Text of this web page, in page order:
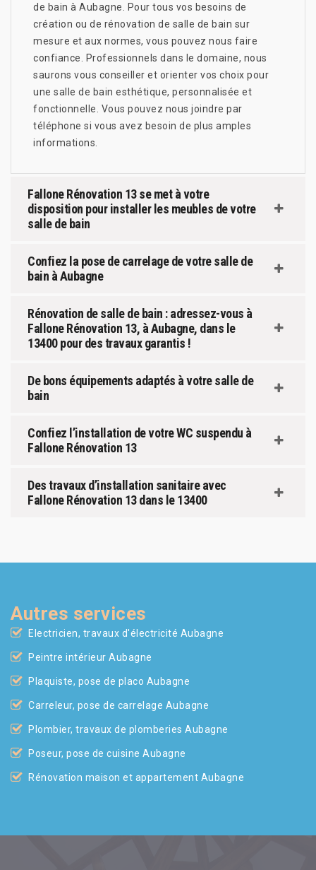
de bain à Aubagne. Pour tous vos besoins de
création ou de rénovation de salle de bain sur
mesure et aux normes, vous pouvez nous faire
confiance. Professionnels dans le domaine, nous
saurons vous conseiller et orienter vos choix pour
une salle de bain esthétique, personnalisée et
fonctionnelle. Vous pouvez nous joindre par
téléphone si vous avez besoin de plus amples
informations.
Fallone Rénovation 13 se met à votre
disposition pour installer les meubles de votre
salle de bain
Confiez la pose de carrelage de votre salle de
bain à Aubagne
Rénovation de salle de bain : adressez-vous à
Fallone Rénovation 13, à Aubagne, dans le
13400 pour des travaux garantis !
De bons équipements adaptés à votre salle de
bain
Confiez l’installation de votre WC suspendu à
Fallone Rénovation 13
Des travaux d’installation sanitaire avec
Fallone Rénovation 13 dans le 13400
Autres services
Electricien, travaux d'électricité Aubagne
Peintre intérieur Aubagne
Plaquiste, pose de placo Aubagne
Carreleur, pose de carrelage Aubagne
Plombier, travaux de plomberies Aubagne
Poseur, pose de cuisine Aubagne
Rénovation maison et appartement Aubagne